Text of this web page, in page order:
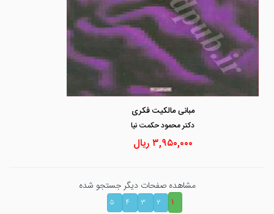
مبانی مالکیت فکری
دكتر محمود حكمت نيا
۳,۹۵۰,۰۰۰ریال
مشاهده صفحات دیگر جستجو شده
۱
۲ ۳ ۴ ۵